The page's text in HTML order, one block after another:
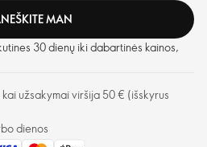
MAN
30 dienų iki dabartinės kainos,
užsakymai viršija 50 € (išskyrus
dienos